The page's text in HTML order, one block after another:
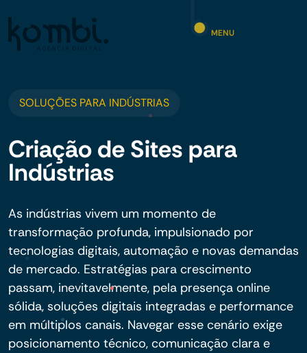
MENU
SOLUÇÕES PARA INDÚSTRIAS
Criação de Sites para
Indústrias
As indústrias vivem um momento de
transformação profunda, impulsionado por
tecnologias digitais, automação e novas demandas
de mercado. Estratégias para crescimento
passam, inevitavelmente, pela presença online
sólida, soluções digitais integradas e performance
em múltiplos canais. Navegar esse cenário exige
posicionamento técnico, comunicação clara e